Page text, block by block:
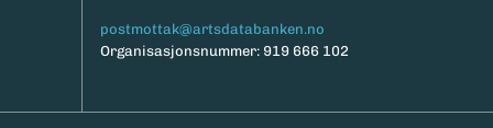
postmottak@artsdatabanken.no
Organisasjonsnummer: 919 666 102